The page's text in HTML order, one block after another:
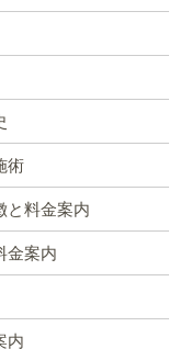
術
と料金案内
金案内
内